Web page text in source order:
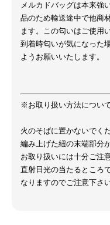
メルカドバッグは本来強
品のため輸送途中で他商
ます。この匂いはご使用
到着時匂いが気になった
ようお願いいたします。
※お取り扱い方法につい
火のそばに置かないでくだ
編み上げた紐の末端部分
お取り扱いには十分ご注
直射日光の当たるところ
なりますのでご注意下さい